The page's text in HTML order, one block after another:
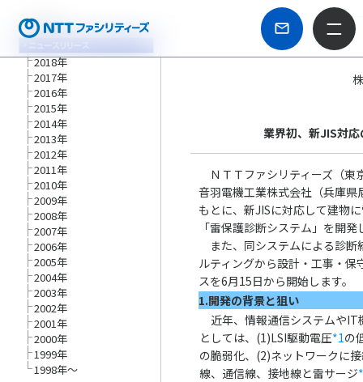
2018年
2017年
2016年
2015年
2014年
2013年
2012年
2011年
2010年
2009年
2008年
2007年
2006年
2005年
2004年
2003年
2002年
2001年
2000年
1999年
1998年～
業界初、新JIS対
ＮＴＴファシリティーズ（東
音羽電機工業株式会社（兵庫
もとに、新JISに対応して建物
「雷保護診断システム」を開
また、同システムによる診断
ルティングから設計・工事・
スを6月15日から開始します。
1.開発の背景と狙い
近年、情報通信システムやIT
としては、(1)LSI駆動電圧*1の
の脆弱化、(2)ネットワークに
線、通信線、接地線と雷サージ